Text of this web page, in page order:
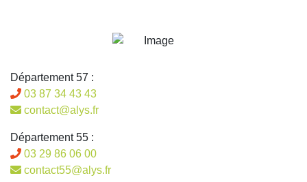
Département 57 :
03 87 34 43 43
contact@alys.fr
Département 55 :
03 29 86 06 00
contact55@alys.fr